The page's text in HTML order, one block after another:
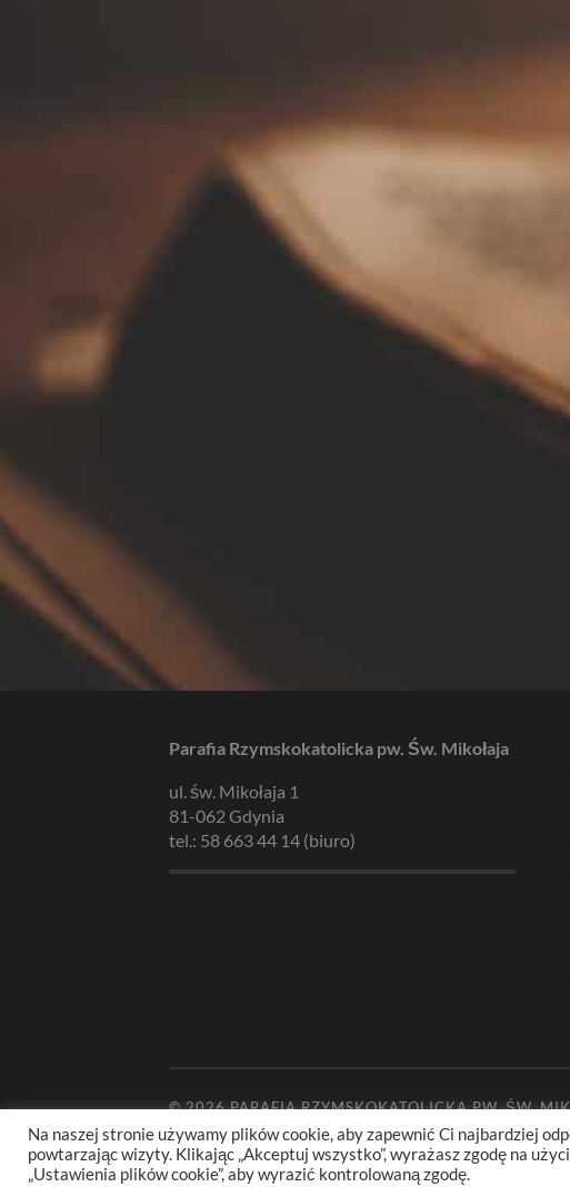
Parafia Rzymskokatolicka pw. Św. Mikołaja
ul. św. Mikołaja 1
81-062 Gdynia
tel.: 58 663 44 14 (biuro)
© 2026PARAFIA RZYMSKOKATOLICKA PW. ŚW.
Na naszej stronie używamy plików cookie, aby zapewnić Ci najbardziej
powtarzając wizyty. Klikając „Akceptuj wszystko”, wyrażasz zgodę na
„Ustawienia plików cookie”, aby wyrazić kontrolowaną zgodę.